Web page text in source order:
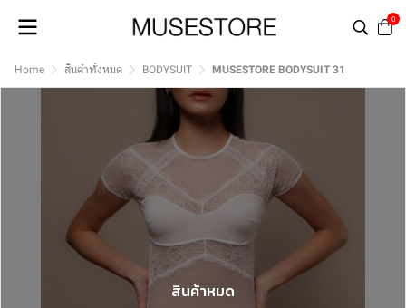
0
Home สินค้าทั้งหมด BODYSUIT MUSESTORE BODYSUIT 31
สินค้าหมด